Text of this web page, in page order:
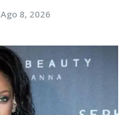
Ago 8, 2026